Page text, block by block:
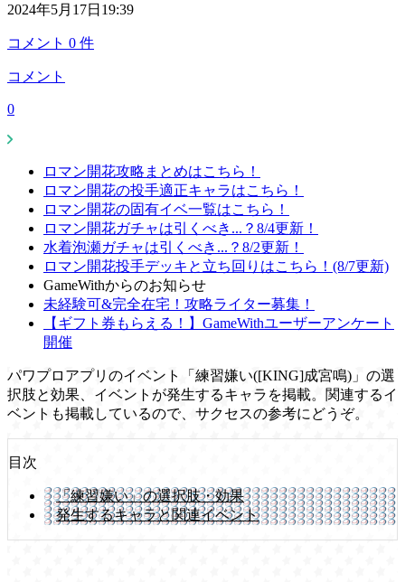
2024年5月17日19:39
コメント 0 件
コメント
0
ロマン開花攻略まとめはこちら！
ロマン開花の投手適正キャラはこちら！
ロマン開花の固有イベ一覧はこちら！
ロマン開花ガチャは引くべき...？8/4更新！
水着泡瀬ガチャは引くべき...？8/2更新！
ロマン開花投手デッキと立ち回りはこちら！(8/7更新)
GameWithからのお知らせ
未経験可&完全在宅！攻略ライター募集！
【ギフト券もらえる！】GameWithユーザーアンケート
開催
パワプロアプリのイベント「練習嫌い([KING]成宮鳴)」の選
択肢と効果、イベントが発生するキャラを掲載。関連するイ
ベントも掲載しているので、サクセスの参考にどうぞ。
目次
「練習嫌い」の選択肢・効果
発生するキャラと関連イベント